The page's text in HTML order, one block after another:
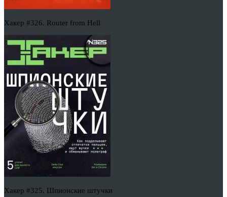
Хакер #326. Router from Hell
Хакер #325. Шпионские штучки